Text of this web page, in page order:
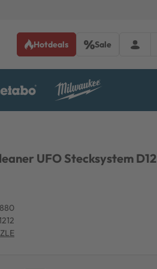
Hotdeals Sale
UFO Stecksystem D12